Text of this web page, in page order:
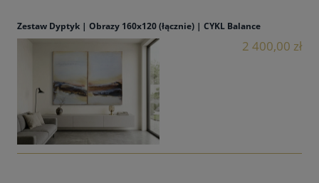
Zestaw Dyptyk | Obrazy 160x120 (łącznie) | CYKL Balance
2 400,00 zł